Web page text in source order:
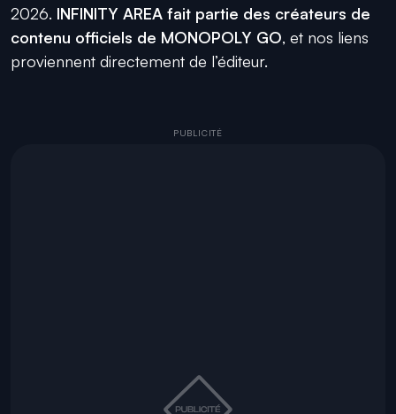
2026. INFINITY AREA fait partie des créateurs de
contenu officiels de MONOPOLY GO, et nos liens
proviennent directement de l’éditeur.